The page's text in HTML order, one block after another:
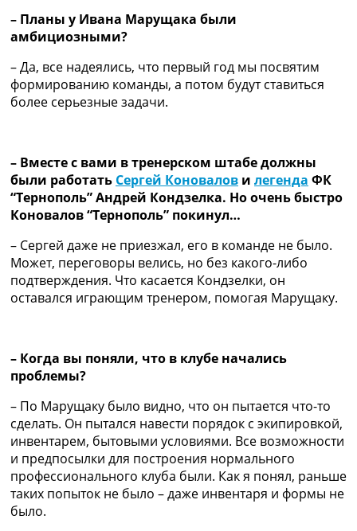
Таблицы
Таблицы групп Чемпионата Мира
Украина. Премьер-Лига
Украина. Первая Лига
Лига Чемпионов. Таблицы групп
Англия. Премьер-Лига
Испания. Ла Лига
Рейтинг стран УЕФА
Рейтинг клубов УЕФА
Рейтинг ФИФА
ТВ программа
– Планы у Ивана Марущака были
амбициозными?
– Да, все надеялись, что первый год мы посвятим
формированию команды, а потом будут ставиться
более серьезные задачи.
– Вместе с вами в тренерском штабе должны
были работать Сергей Коновалов и легенда ФК
“Тернополь” Андрей Кондзелка. Но очень быстро
Коновалов “Тернополь” покинул…
– Сергей даже не приезжал, его в команде не было.
Может, переговоры велись, но без какого-либо
подтверждения. Что касается Кондзелки, он
оставался играющим тренером, помогая Марущаку.
– Когда вы поняли, что в клубе начались
проблемы?
– По Марущаку было видно, что он пытается что-то
сделать. Он пытался навести порядок с экипировкой,
инвентарем, бытовыми условиями. Все возможности
и предпосылки для построения нормального
профессионального клуба были. Как я понял, раньше
таких попыток не было – даже инвентаря и формы не
было.